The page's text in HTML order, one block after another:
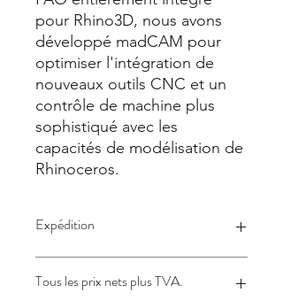
pour Rhino3D, nous avons
développé madCAM pour
optimiser l'intégration de
nouveaux outils CNC et un
contrôle de machine plus
sophistiqué avec les
capacités de modélisation de
Rhinoceros.
Expédition
Tous les prix nets plus TVA.